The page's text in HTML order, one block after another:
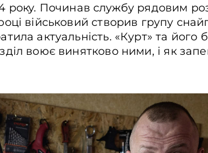
року. Починав службу рядовим
військовий створив групу
актуальність. «Курт» та його
воює винятково ними, і як